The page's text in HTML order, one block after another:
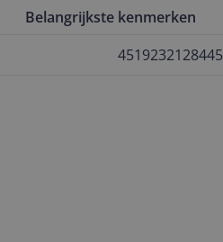
Belangrijkste kenmerken
4519232128445